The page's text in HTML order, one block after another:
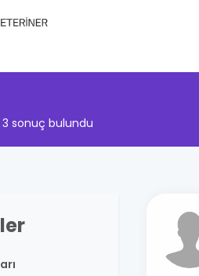
sonuç bulundu